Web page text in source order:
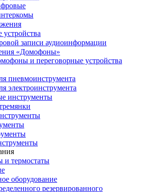
записи аудиоинформации
«Домофоны»
и переговорные устройства
пневмоинструмента
электроинструмента
инструменты
и термостаты
оборудование
резервированного